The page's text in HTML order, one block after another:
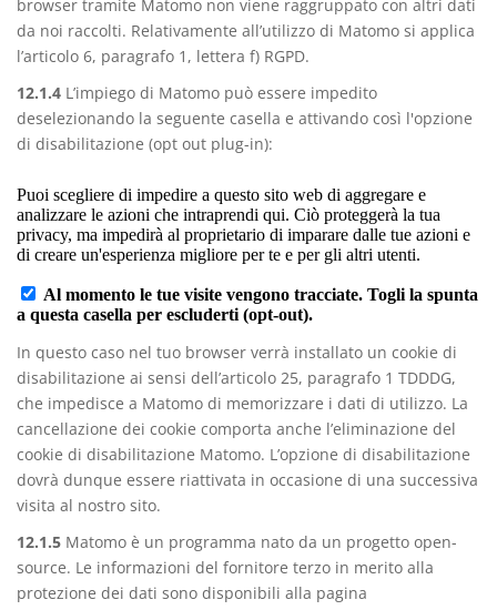
browser tramite Matomo non viene raggruppato con altri dati
da noi raccolti. Relativamente all’utilizzo di Matomo si applica
l’articolo 6, paragrafo 1, lettera f) RGPD.
12.1.4 L’impiego di Matomo può essere impedito
deselezionando la seguente casella e attivando così l'opzione
di disabilitazione (opt out plug-in):
In questo caso nel tuo browser verrà installato un cookie di
disabilitazione ai sensi dell’articolo 25, paragrafo 1 TDDDG,
che impedisce a Matomo di memorizzare i dati di utilizzo. La
cancellazione dei cookie comporta anche l’eliminazione del
cookie di disabilitazione Matomo. L’opzione di disabilitazione
dovrà dunque essere riattivata in occasione di una successiva
visita al nostro sito.
12.1.5 Matomo è un programma nato da un progetto open-
source. Le informazioni del fornitore terzo in merito alla
protezione dei dati sono disponibili alla pagina